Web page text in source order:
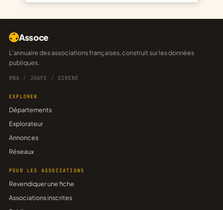
Assoce
L'annuaire des associations françaises, construit sur les données
publiques.
RNA / JOAFE / SIRENE
EXPLORER
Départements
Explorateur
Annonces
Réseaux
POUR LES ASSOCIATIONS
Revendiquer une fiche
Associations inscrites